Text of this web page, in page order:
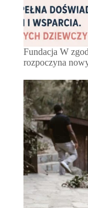
Fundacja W
rozpoczyna